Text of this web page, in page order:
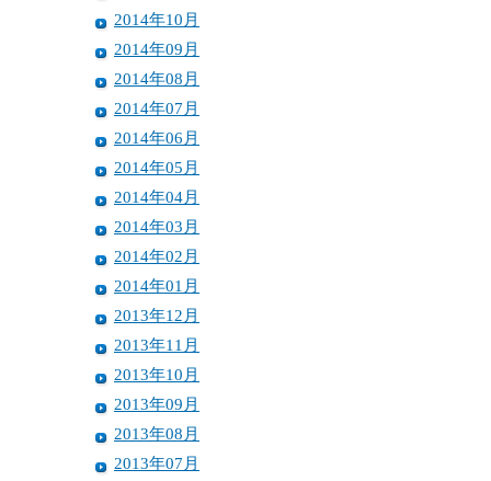
2014年10月
2014年09月
2014年08月
2014年07月
2014年06月
2014年05月
2014年04月
2014年03月
2014年02月
2014年01月
2013年12月
2013年11月
2013年10月
2013年09月
2013年08月
2013年07月